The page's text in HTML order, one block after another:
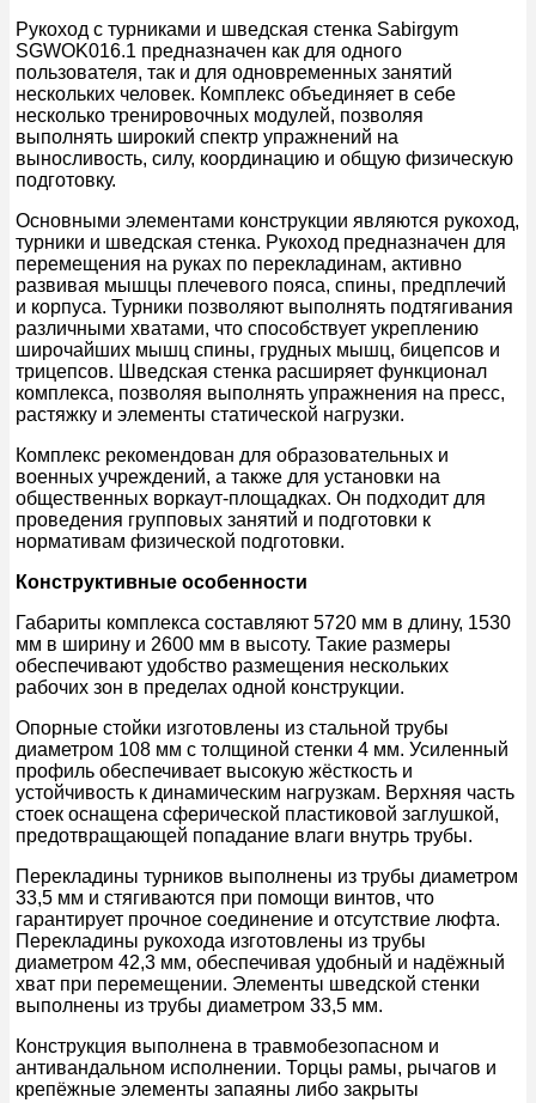
Рукоход с турниками и шведская стенка Sabirgym
SGWOK016.1 предназначен как для одного
пользователя, так и для одновременных занятий
нескольких человек. Комплекс объединяет в себе
несколько тренировочных модулей, позволяя
выполнять широкий спектр упражнений на
выносливость, силу, координацию и общую физическую
подготовку.
Основными элементами конструкции являются рукоход,
турники и шведская стенка. Рукоход предназначен для
перемещения на руках по перекладинам, активно
развивая мышцы плечевого пояса, спины, предплечий
и корпуса. Турники позволяют выполнять подтягивания
различными хватами, что способствует укреплению
широчайших мышц спины, грудных мышц, бицепсов и
трицепсов. Шведская стенка расширяет функционал
комплекса, позволяя выполнять упражнения на пресс,
растяжку и элементы статической нагрузки.
Комплекс рекомендован для образовательных и
военных учреждений, а также для установки на
общественных воркаут-площадках. Он подходит для
проведения групповых занятий и подготовки к
нормативам физической подготовки.
Конструктивные особенности
Габариты комплекса составляют 5720 мм в длину, 1530
мм в ширину и 2600 мм в высоту. Такие размеры
обеспечивают удобство размещения нескольких
рабочих зон в пределах одной конструкции.
Опорные стойки изготовлены из стальной трубы
диаметром 108 мм с толщиной стенки 4 мм. Усиленный
профиль обеспечивает высокую жёсткость и
устойчивость к динамическим нагрузкам. Верхняя часть
стоек оснащена сферической пластиковой заглушкой,
предотвращающей попадание влаги внутрь трубы.
Перекладины турников выполнены из трубы диаметром
33,5 мм и стягиваются при помощи винтов, что
гарантирует прочное соединение и отсутствие люфта.
Перекладины рукохода изготовлены из трубы
диаметром 42,3 мм, обеспечивая удобный и надёжный
хват при перемещении. Элементы шведской стенки
выполнены из трубы диаметром 33,5 мм.
Конструкция выполнена в травмобезопасном и
антивандальном исполнении. Торцы рамы, рычагов и
крепёжные элементы запаяны либо закрыты